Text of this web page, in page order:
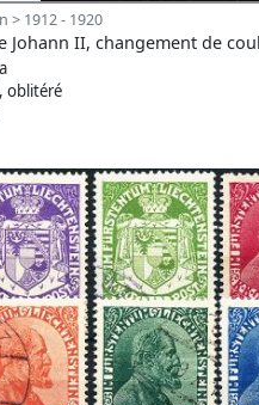
> 1912 - 1920
Johann II, changement de
oblitéré